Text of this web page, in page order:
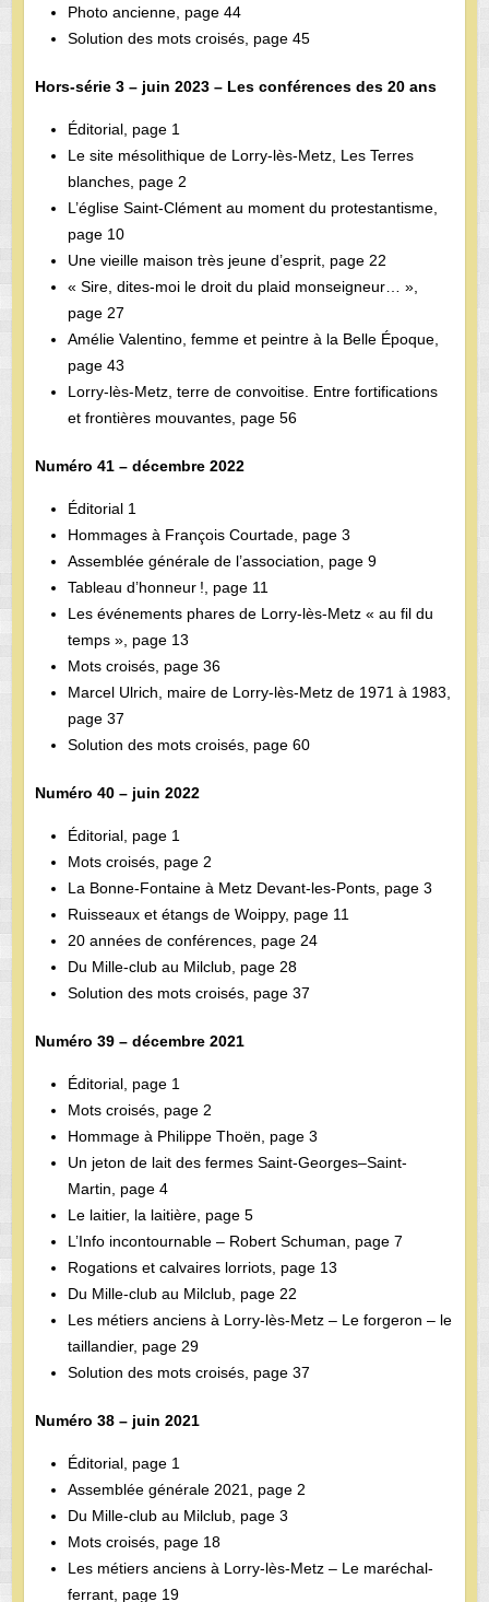
Photo ancienne, page 44
Solution des mots croisés, page 45
Hors-série 3 – juin 2023 – Les conférences des 20 ans
Éditorial, page 1
Le site mésolithique de Lorry-lès-Metz, Les Terres
blanches, page 2
L’église Saint-Clément au moment du protestantisme,
page 10
Une vieille maison très jeune d’esprit, page 22
« Sire, dites-moi le droit du plaid monseigneur… »,
page 27
Amélie Valentino, femme et peintre à la Belle Époque,
page 43
Lorry-lès-Metz, terre de convoitise. Entre fortifications
et frontières mouvantes, page 56
Numéro 41 – décembre 2022
Éditorial 1
Hommages à François Courtade, page 3
Assemblée générale de l’association, page 9
Tableau d’honneur !, page 11
Les événements phares de Lorry-­lès-­Metz « au fil du
temps », page 13
Mots croisés, page 36
Marcel Ulrich, maire de Lorry-lès-Metz de 1971 à 1983,
page 37
Solution des mots croisés, page 60
Numéro 40 – juin 2022
Éditorial, page 1
Mots croisés, page 2
La Bonne-Fontaine à Metz Devant-les-Ponts, page 3
Ruisseaux et étangs de Woippy, page 11
20 années de conférences, page 24
Du Mille-club au Milclub, page 28
Solution des mots croisés, page 37
Numéro 39 – décembre 2021
Éditorial, page 1
Mots croisés, page 2
Hommage à Philippe Thoën, page 3
Un jeton de lait des fermes Saint-Georges–Saint-
Martin, page 4
Le laitier, la laitière, page 5
L’Info incontournable – Robert Schuman, page 7
Rogations et calvaires lorriots, page 13
Du Mille-­club au Milclub, page 22
Les métiers anciens à Lorry-lès-Metz – Le forgeron – le
taillandier, page 29
Solution des mots croisés, page 37
Numéro 38 – juin 2021
Éditorial, page 1
Assemblée générale 2021, page 2
Du Mille-club au Milclub, page 3
Mots croisés, page 18
Les métiers anciens à Lorry-lès-Metz – Le maréchal-
ferrant, page 19